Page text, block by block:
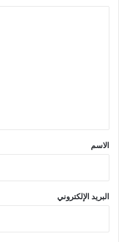
*
الاسم
البريد الإلكتروني